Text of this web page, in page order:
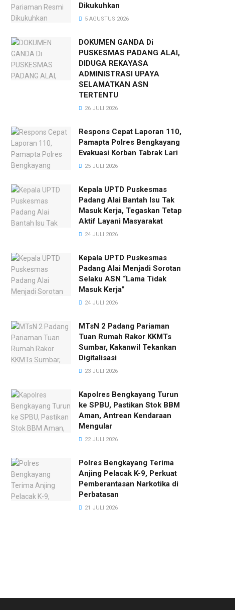
Dikukuhkan
5 AGUSTUS 2026
DOKUMEN GANDA Di
PUSKESMAS PADANG ALAI,
DIDUGA REKAYASA
ADMINISTRASI UPAYA
SELAMATKAN ASN
TERTENTU
26 JULI 2026
Respons Cepat Laporan 110,
Pamapta Polres Bengkayang
Evakuasi Korban Tabrak Lari
25 JULI 2026
Kepala UPTD Puskesmas
Padang Alai Bantah Isu Tak
Masuk Kerja, Tegaskan Tetap
Aktif Layani Masyarakat
24 JULI 2026
Kepala UPTD Puskesmas
Padang Alai Menjadi Sorotan
Selaku ASN “Lama Tidak
Masuk Kerja”
24 JULI 2026
MTsN 2 Padang Pariaman
Tuan Rumah Rakor KKMTs
Sumbar, Kakanwil Tekankan
Digitalisasi
23 JULI 2026
Kapolres Bengkayang Turun
ke SPBU, Pastikan Stok BBM
Aman, Antrean Kendaraan
Mengular
22 JULI 2026
Polres Bengkayang Terima
Anjing Pelacak K-9, Perkuat
Pemberantasan Narkotika di
Perbatasan
21 JULI 2026